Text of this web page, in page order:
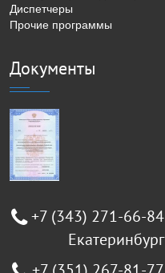
Диспетчеры
Прочие программы
Документы
+7 (343) 271-66-84
Екатеринбург